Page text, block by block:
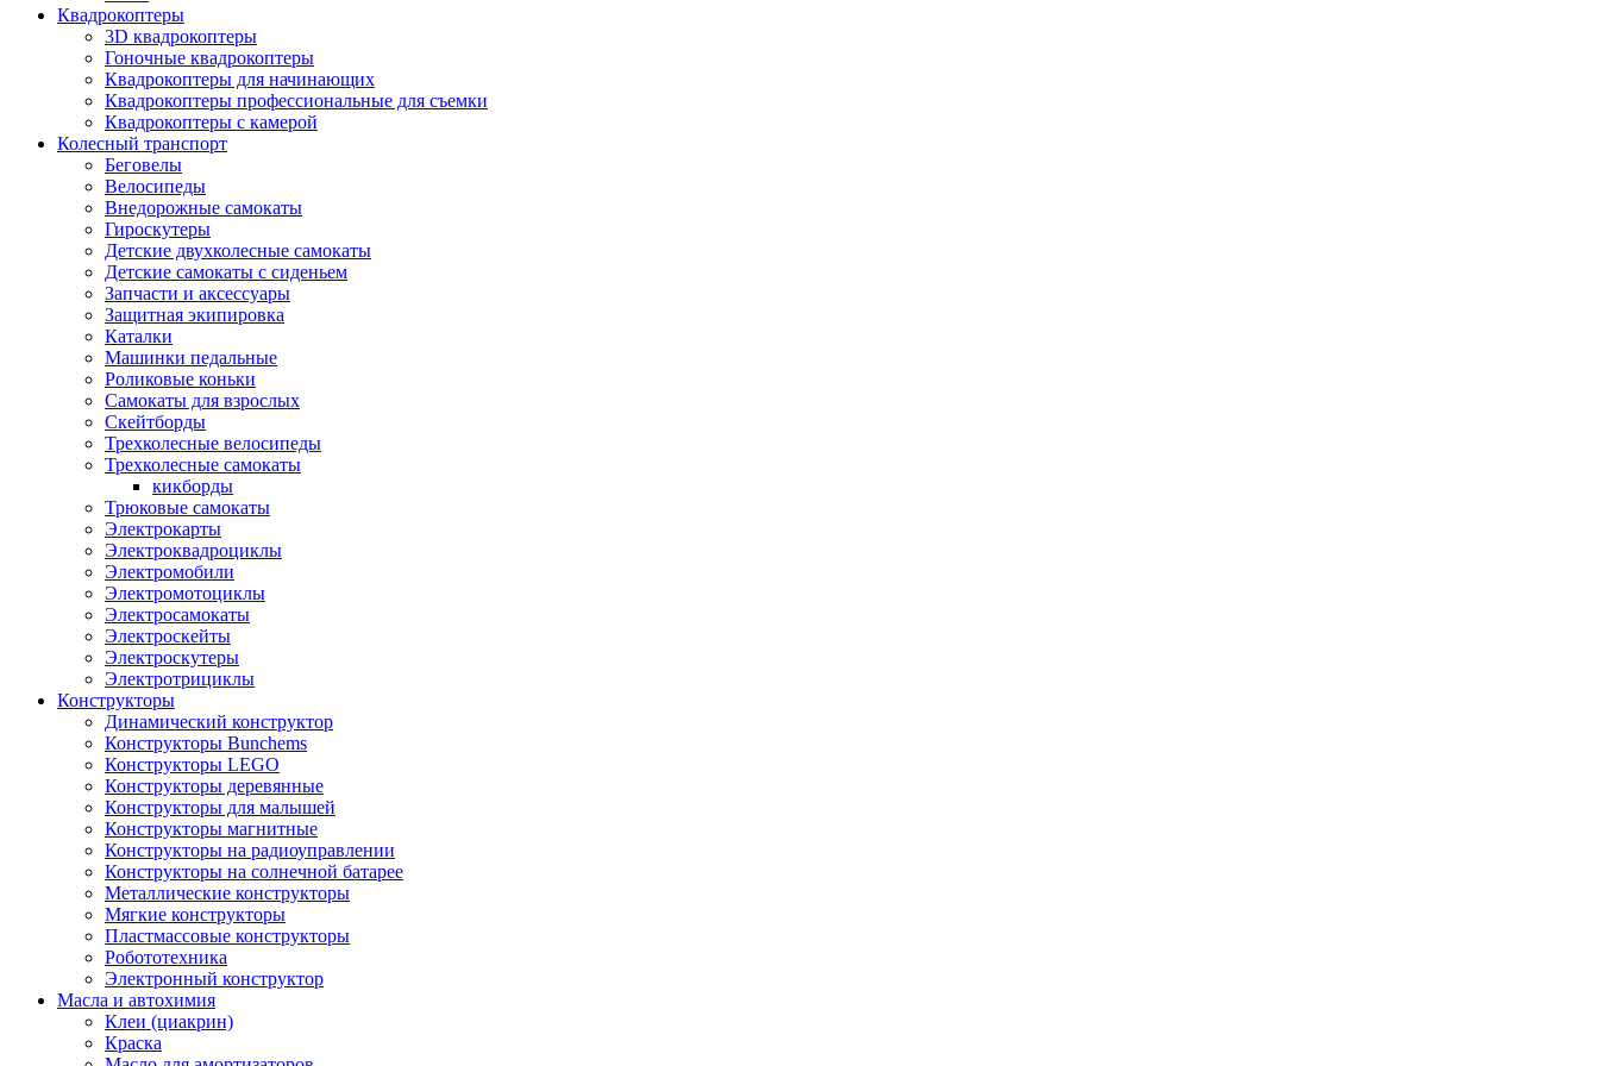
Квадрокоптеры
3D квадрокоптеры
Гоночные квадрокоптеры
Квадрокоптеры для начинающих
Квадрокоптеры профессиональные для съемки
Квадрокоптеры с камерой
Колесный транспорт
Беговелы
Велосипеды
Внедорожные самокаты
Гироскутеры
Детские двухколесные самокаты
Детские самокаты с сиденьем
Запчасти и аксессуары
Защитная экипировка
Каталки
Машинки педальные
Роликовые коньки
Самокаты для взрослых
Скейтборды
Трехколесные велосипеды
Трехколесные самокаты
кикборды
Трюковые самокаты
Электрокарты
Электроквадроциклы
Электромобили
Электромотоциклы
Электросамокаты
Электроскейты
Электроскутеры
Электротрициклы
Конструкторы
Динамический конструктор
Конструкторы Bunchems
Конструкторы LEGO
Конструкторы деревянные
Конструкторы для малышей
Конструкторы магнитные
Конструкторы на радиоуправлении
Конструкторы на солнечной батарее
Металлические конструкторы
Мягкие конструкторы
Пластмассовые конструкторы
Робототехника
Электронный конструктор
Масла и автохимия
Клеи (циакрин)
Краска